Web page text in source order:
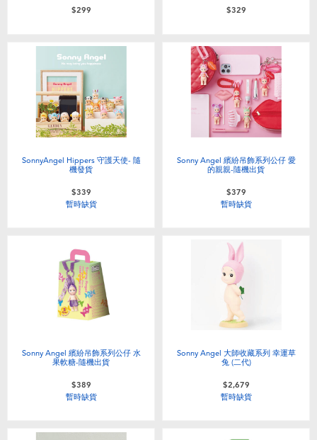
$299 $329
SonnyAngel Hippers 守護天使- 隨
機發貨
$339
暫時缺貨
Sonny Angel 繽紛吊飾系列公仔 愛
的親親-隨機出貨
$379
暫時缺貨
Sonny Angel 繽紛吊飾系列公仔 水
果軟糖-隨機出貨
$389
暫時缺貨
Sonny Angel 大師收藏系列 幸運草
兔 (二代)
$2,679
暫時缺貨